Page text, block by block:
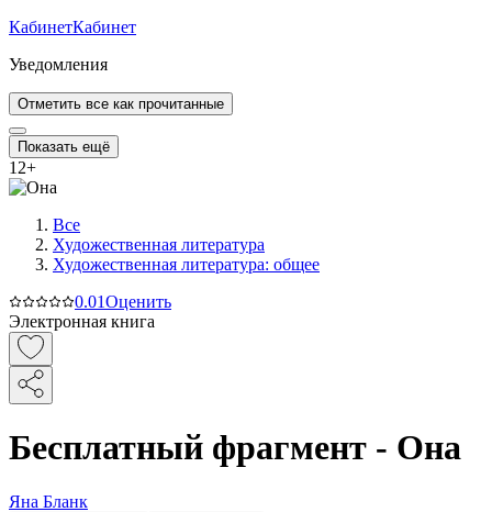
КабинетКабинет
Уведомления
Отметить все как прочитанные
Показать ещё
12+
Все
Художественная литература
Художественная литература: общее
0.01Оценить
Электронная книга
Бесплатный фрагмент - Она
Яна Бланк